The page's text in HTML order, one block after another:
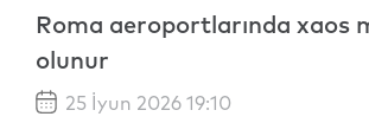
Roma aeroportlarında xaos
olunur
25 İyun 2026 19:10